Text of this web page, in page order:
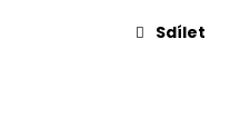
Sdílet